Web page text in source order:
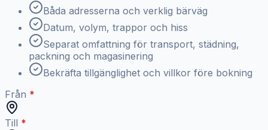
Båda adresserna och verklig bärväg
Datum, volym, trappor och hiss
Separat omfattning för transport, städning,
packning och magasinering
Bekräfta tillgänglighet och villkor före bokning
Från
Till